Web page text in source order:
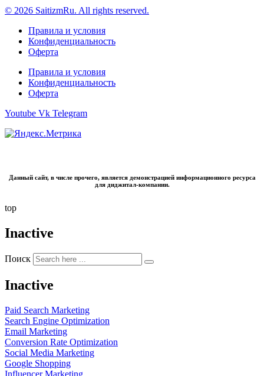
© 2026 SaitizmRu. All rights reserved.
Правила и условия
Конфиденциальность
Оферта
Правила и условия
Конфиденциальность
Оферта
Youtube Vk Telegram
Данный сайт, в числе прочего, является демонстрацией информационного ресурса
для диджитал-компании.
top
Inactive
Поиск
Inactive
Paid Search Marketing
Search Engine Optimization
Email Marketing
Conversion Rate Optimization
Social Media Marketing
Google Shopping
Influencer Marketing